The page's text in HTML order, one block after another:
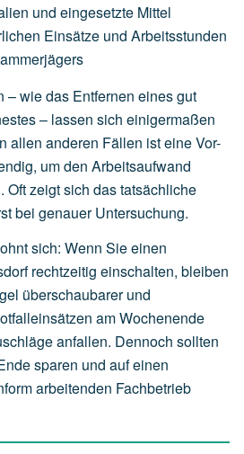
und eingesetzte Mittel
Einsätze und Arbeitsstunden
– wie das Entfernen eines gut
– lassen sich einigermaßen
allen anderen Fällen ist eine Vor-
um den Arbeitsaufwand
Oft zeigt sich das tatsächliche
bei genauer Untersuchung.
sich: Wenn Sie einen
rechtzeitig einschalten, bleiben
überschaubarer und
am Wochenende
anfallen. Dennoch sollten
sparen und auf einen
arbeitenden Fachbetrieb